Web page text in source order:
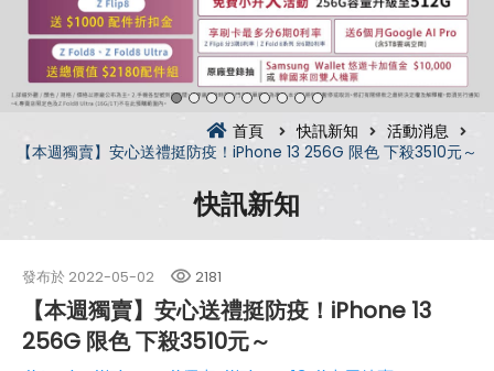
首頁 快訊新知
活動消息
【本週獨賣】安心送禮挺防疫！iPhone 13 256G 限色 下殺3510元～
快訊新知
發布於 2022-05-02 2181
【本週獨賣】安心送禮挺防疫！iPhone 13
256G 限色 下殺3510元～